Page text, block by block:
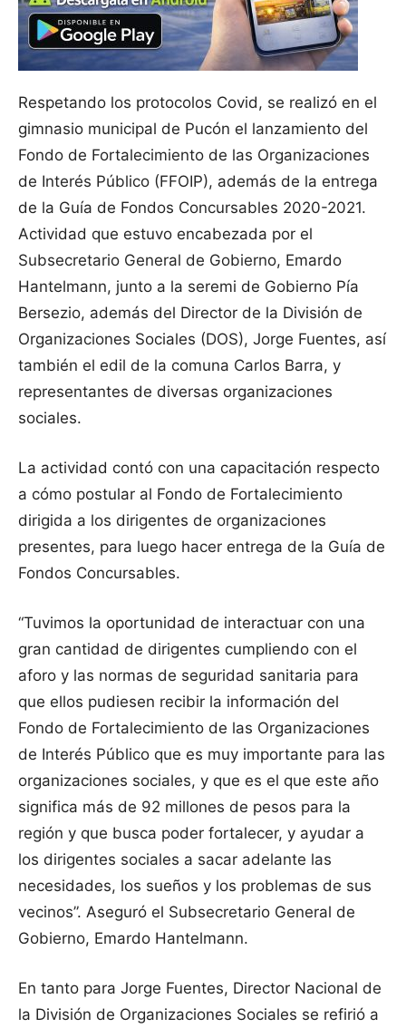
Respetando los protocolos Covid, se realizó en el
gimnasio municipal de Pucón el lanzamiento del
Fondo de Fortalecimiento de las Organizaciones
de Interés Público (FFOIP), además de la entrega
de la Guía de Fondos Concursables 2020-2021.
Actividad que estuvo encabezada por el
Subsecretario General de Gobierno, Emardo
Hantelmann, junto a la seremi de Gobierno Pía
Bersezio, además del Director de la División de
Organizaciones Sociales (DOS), Jorge Fuentes, así
también el edil de la comuna Carlos Barra, y
representantes de diversas organizaciones
sociales.
La actividad contó con una capacitación respecto
a cómo postular al Fondo de Fortalecimiento
dirigida a los dirigentes de organizaciones
presentes, para luego hacer entrega de la Guía de
Fondos Concursables.
“Tuvimos la oportunidad de interactuar con una
gran cantidad de dirigentes cumpliendo con el
aforo y las normas de seguridad sanitaria para
que ellos pudiesen recibir la información del
Fondo de Fortalecimiento de las Organizaciones
de Interés Público que es muy importante para las
organizaciones sociales, y que es el que este año
significa más de 92 millones de pesos para la
región y que busca poder fortalecer, y ayudar a
los dirigentes sociales a sacar adelante las
necesidades, los sueños y los problemas de sus
vecinos”. Aseguró el Subsecretario General de
Gobierno, Emardo Hantelmann.
En tanto para Jorge Fuentes, Director Nacional de
la División de Organizaciones Sociales se refirió a